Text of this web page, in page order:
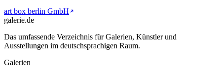
art box berlin GmbH
galerie.de
Das umfassende Verzeichnis für Galerien, Künstler und
Ausstellungen im deutschsprachigen Raum.
Galerien